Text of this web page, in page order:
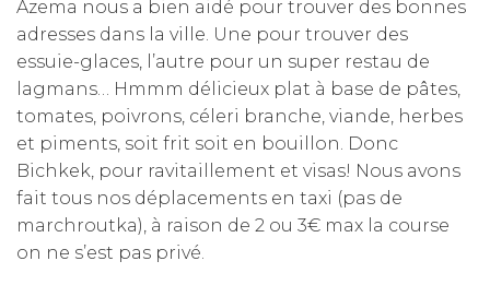
Azema nous a bien aidé pour trouver des bonnes
adresses dans la ville. Une pour trouver des
essuie-glaces, l’autre pour un super restau de
lagmans… Hmmm délicieux plat à base de pâtes,
tomates, poivrons, céleri branche, viande, herbes
et piments, soit frit soit en bouillon. Donc
Bichkek, pour ravitaillement et visas! Nous avons
fait tous nos déplacements en taxi (pas de
marchroutka), à raison de 2 ou 3€ max la course
on ne s’est pas privé.